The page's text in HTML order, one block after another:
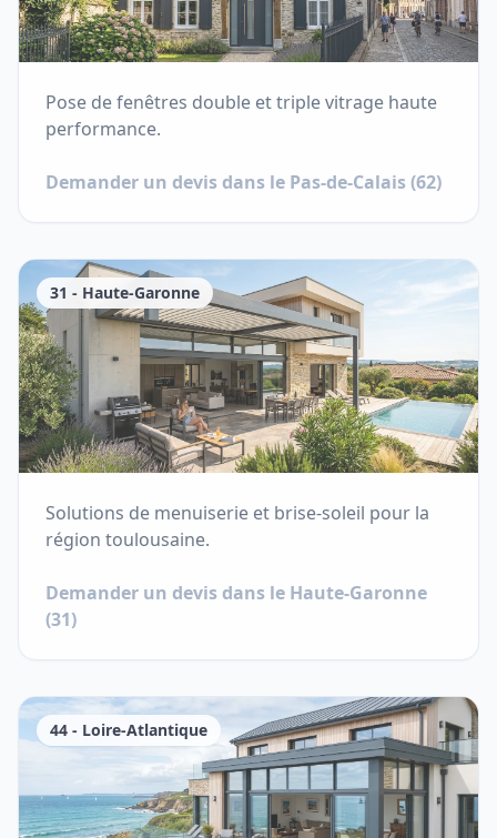
Pose de fenêtres double et triple vitrage haute
performance.
Demander un devis dans le Pas-de-Calais(62)
31 - Haute-Garonne
Solutions de menuiserie et brise-soleil pour la
région toulousaine.
Demander un devis dans le Haute-Garonne
(31)
44 - Loire-Atlantique